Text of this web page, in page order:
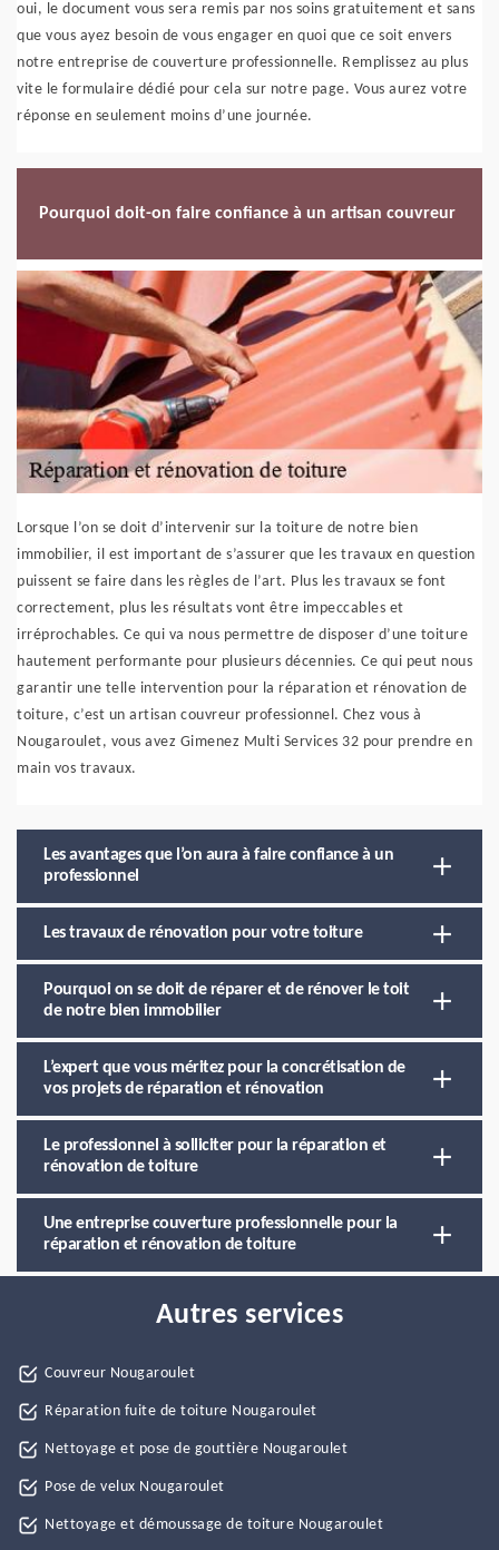
oui, le document vous sera remis par nos soins gratuitement et sans
que vous ayez besoin de vous engager en quoi que ce soit envers
notre entreprise de couverture professionnelle. Remplissez au plus
vite le formulaire dédié pour cela sur notre page. Vous aurez votre
réponse en seulement moins d’une journée.
Pourquoi doit-on faire confiance à un artisan couvreur
Lorsque l’on se doit d’intervenir sur la toiture de notre bien
immobilier, il est important de s’assurer que les travaux en question
puissent se faire dans les règles de l’art. Plus les travaux se font
correctement, plus les résultats vont être impeccables et
irréprochables. Ce qui va nous permettre de disposer d’une toiture
hautement performante pour plusieurs décennies. Ce qui peut nous
garantir une telle intervention pour la réparation et rénovation de
toiture, c’est un artisan couvreur professionnel. Chez vous à
Nougaroulet, vous avez Gimenez Multi Services 32 pour prendre en
main vos travaux.
Les avantages que l’on aura à faire confiance à un
professionnel
Les travaux de rénovation pour votre toiture
Pourquoi on se doit de réparer et de rénover le toit
de notre bien immobilier
L’expert que vous méritez pour la concrétisation de
vos projets de réparation et rénovation
Le professionnel à solliciter pour la réparation et
rénovation de toiture
Une entreprise couverture professionnelle pour la
réparation et rénovation de toiture
Autres services
Couvreur Nougaroulet
Réparation fuite de toiture Nougaroulet
Nettoyage et pose de gouttière Nougaroulet
Pose de velux Nougaroulet
Nettoyage et démoussage de toiture Nougaroulet